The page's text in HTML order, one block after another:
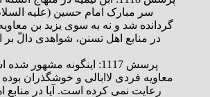
سر مبارک امام حسین (علیه
گردانده شد و نه به سوی یزید بن
در منابع اهل تسنن، شواهدی دالّ بر
پرسش 1117: اینگونه مشهور
معاویه فردی لاابالی و خوشگذران بوده
رعایت نمی کرده است. آیا در منابع